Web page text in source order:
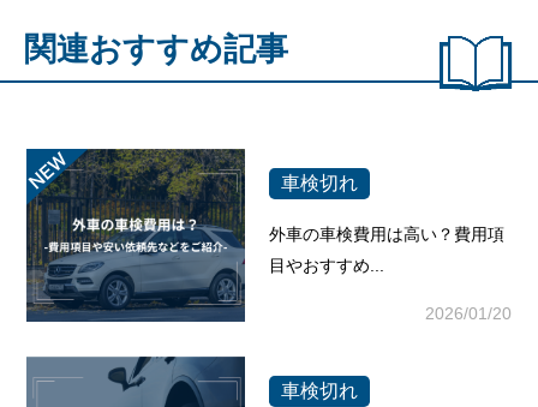
関連おすすめ記事
車検切れ
外車の車検費用は高い？費用項
目やおすすめ...
2026/01/20
車検切れ